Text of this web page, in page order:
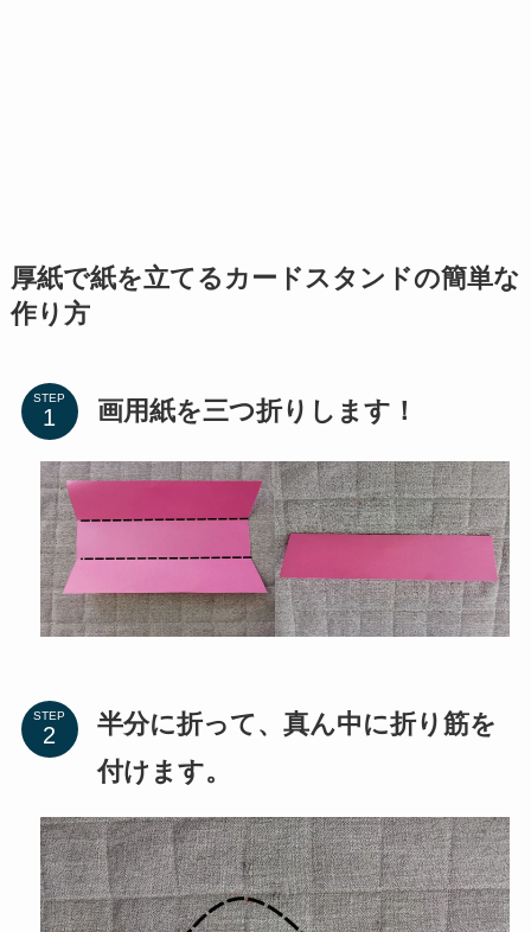
厚紙で紙を立てるカードスタンドの簡単な
作り方
STEP 画用紙を三つ折りします！
STEP
半分に折って、真ん中に折り筋を
付けます。